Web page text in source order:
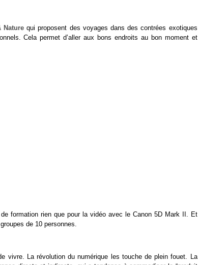
Naturequi proposent des voyages dans des contrées exotiques
Cela permet d’aller aux bons endroits au bon moment et
formation rien que pour la vidéo avec le Canon 5D Mark II. Et
de 10 personnes.
vivre. La révolution du numérique les touche de plein fouet. La